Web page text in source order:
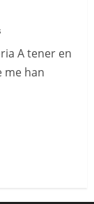
A tener en
me han